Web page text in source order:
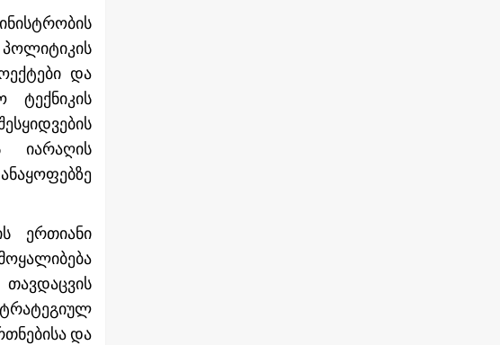
და
ტექნიკის
იარაღის
ერთიანი
და